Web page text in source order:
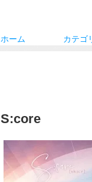
ホーム カテゴ
S:core